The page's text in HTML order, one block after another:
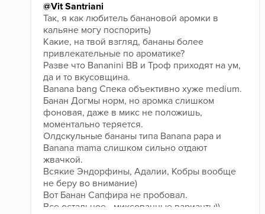
@Vit Santriani
Так, я как любитель банановой аромки в
кальяне могу поспорить)
Какие, на твой взгляд, бананы более
привлекательные по ароматике?
Разве что Bananini BB и Троф приходят на ум,
да и то вкусовщина.
Banana bang Спека объективно хуже medium.
Банан Догмы норм, но аромка слишком
фоновая, даже в микс не положишь,
моментально теряется.
Олдскульные бананы типа Banana papa и
Banana mama слишком сильно отдают
жвачкой.
Всякие Эндорфины, Адалии, Кобры вообще
не беру во внимание)
Вот Банан Сапфира не пробовал.
Все остальное - миксованные варианты))